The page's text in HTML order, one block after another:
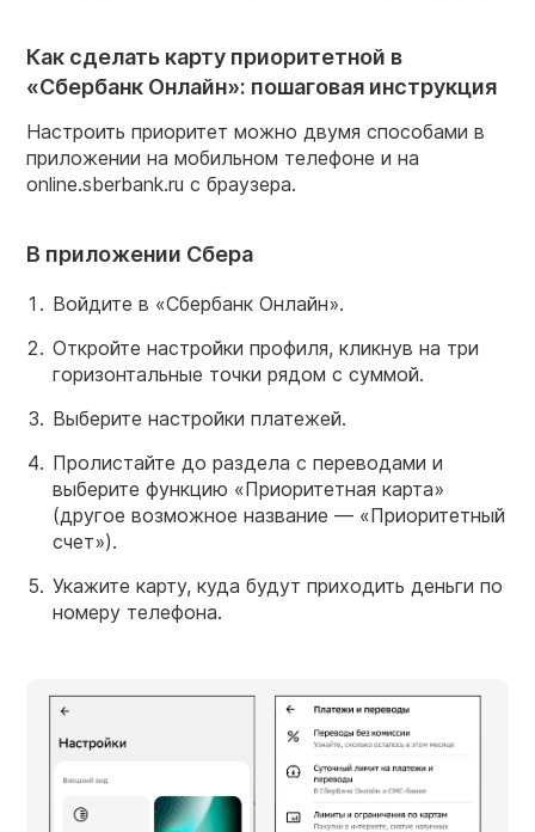
Как сделать карту приоритетной в
«Сбербанк Онлайн»: пошаговая инструкция
Настроить приоритет можно двумя способами в
приложении на мобильном телефоне и на
online.sberbank.ru с браузера.
В приложении Сбера
Войдите в «Сбербанк Онлайн».
Откройте настройки профиля, кликнув на три
горизонтальные точки рядом с суммой.
Выберите настройки платежей.
Пролистайте до раздела с переводами и
выберите функцию «Приоритетная карта»
(другое возможное название — «Приоритетный
счет»).
Укажите карту, куда будут приходить деньги по
номеру телефона.